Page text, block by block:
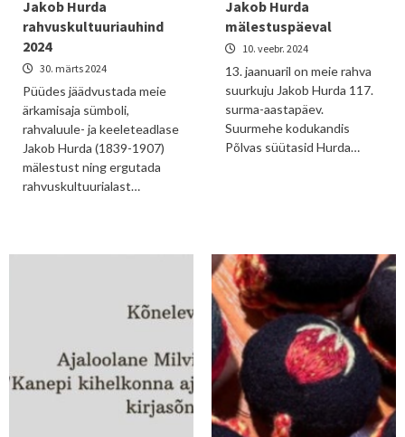
Jakob Hurda
rahvuskultuuriauhind
2024
30. märts 2024
Püüdes jäädvustada meie
ärkamisaja sümboli,
rahvaluule- ja keeleteadlase
Jakob Hurda (1839-1907)
mälestust ning ergutada
rahvuskultuurialast…
Jakob Hurda
mälestuspäeval
10. veebr. 2024
13. jaanuaril on meie rahva
suurkuju Jakob Hurda 117.
surma-aastapäev.
Suurmehe kodukandis
Põlvas süütasid Hurda…